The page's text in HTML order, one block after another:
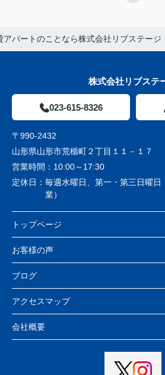
アパートのことなら株式会社リブステージ
株式会社リブステ
023-615-8326
〒990-2432
山形県山形市荒楯町２丁目１１－１７
営業時間： 10:00～17:30
定休日： 毎週水曜日、第一・第三日曜日
業）
トップページ
お客様の声
ブログ
アクセスマップ
会社概要